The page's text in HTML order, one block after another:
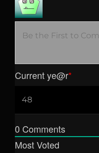
Current ye@r*
0 Comments
Most Voted